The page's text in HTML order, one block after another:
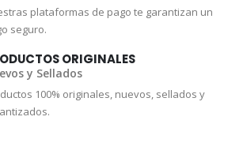
plataformas de pago te garantizan un
seguro.
ORIGINALES
y Sellados
100% originales, nuevos, sellados y